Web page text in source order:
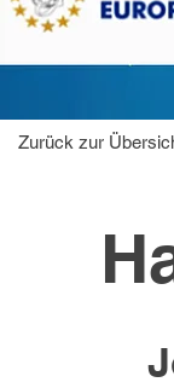
Zurück zur